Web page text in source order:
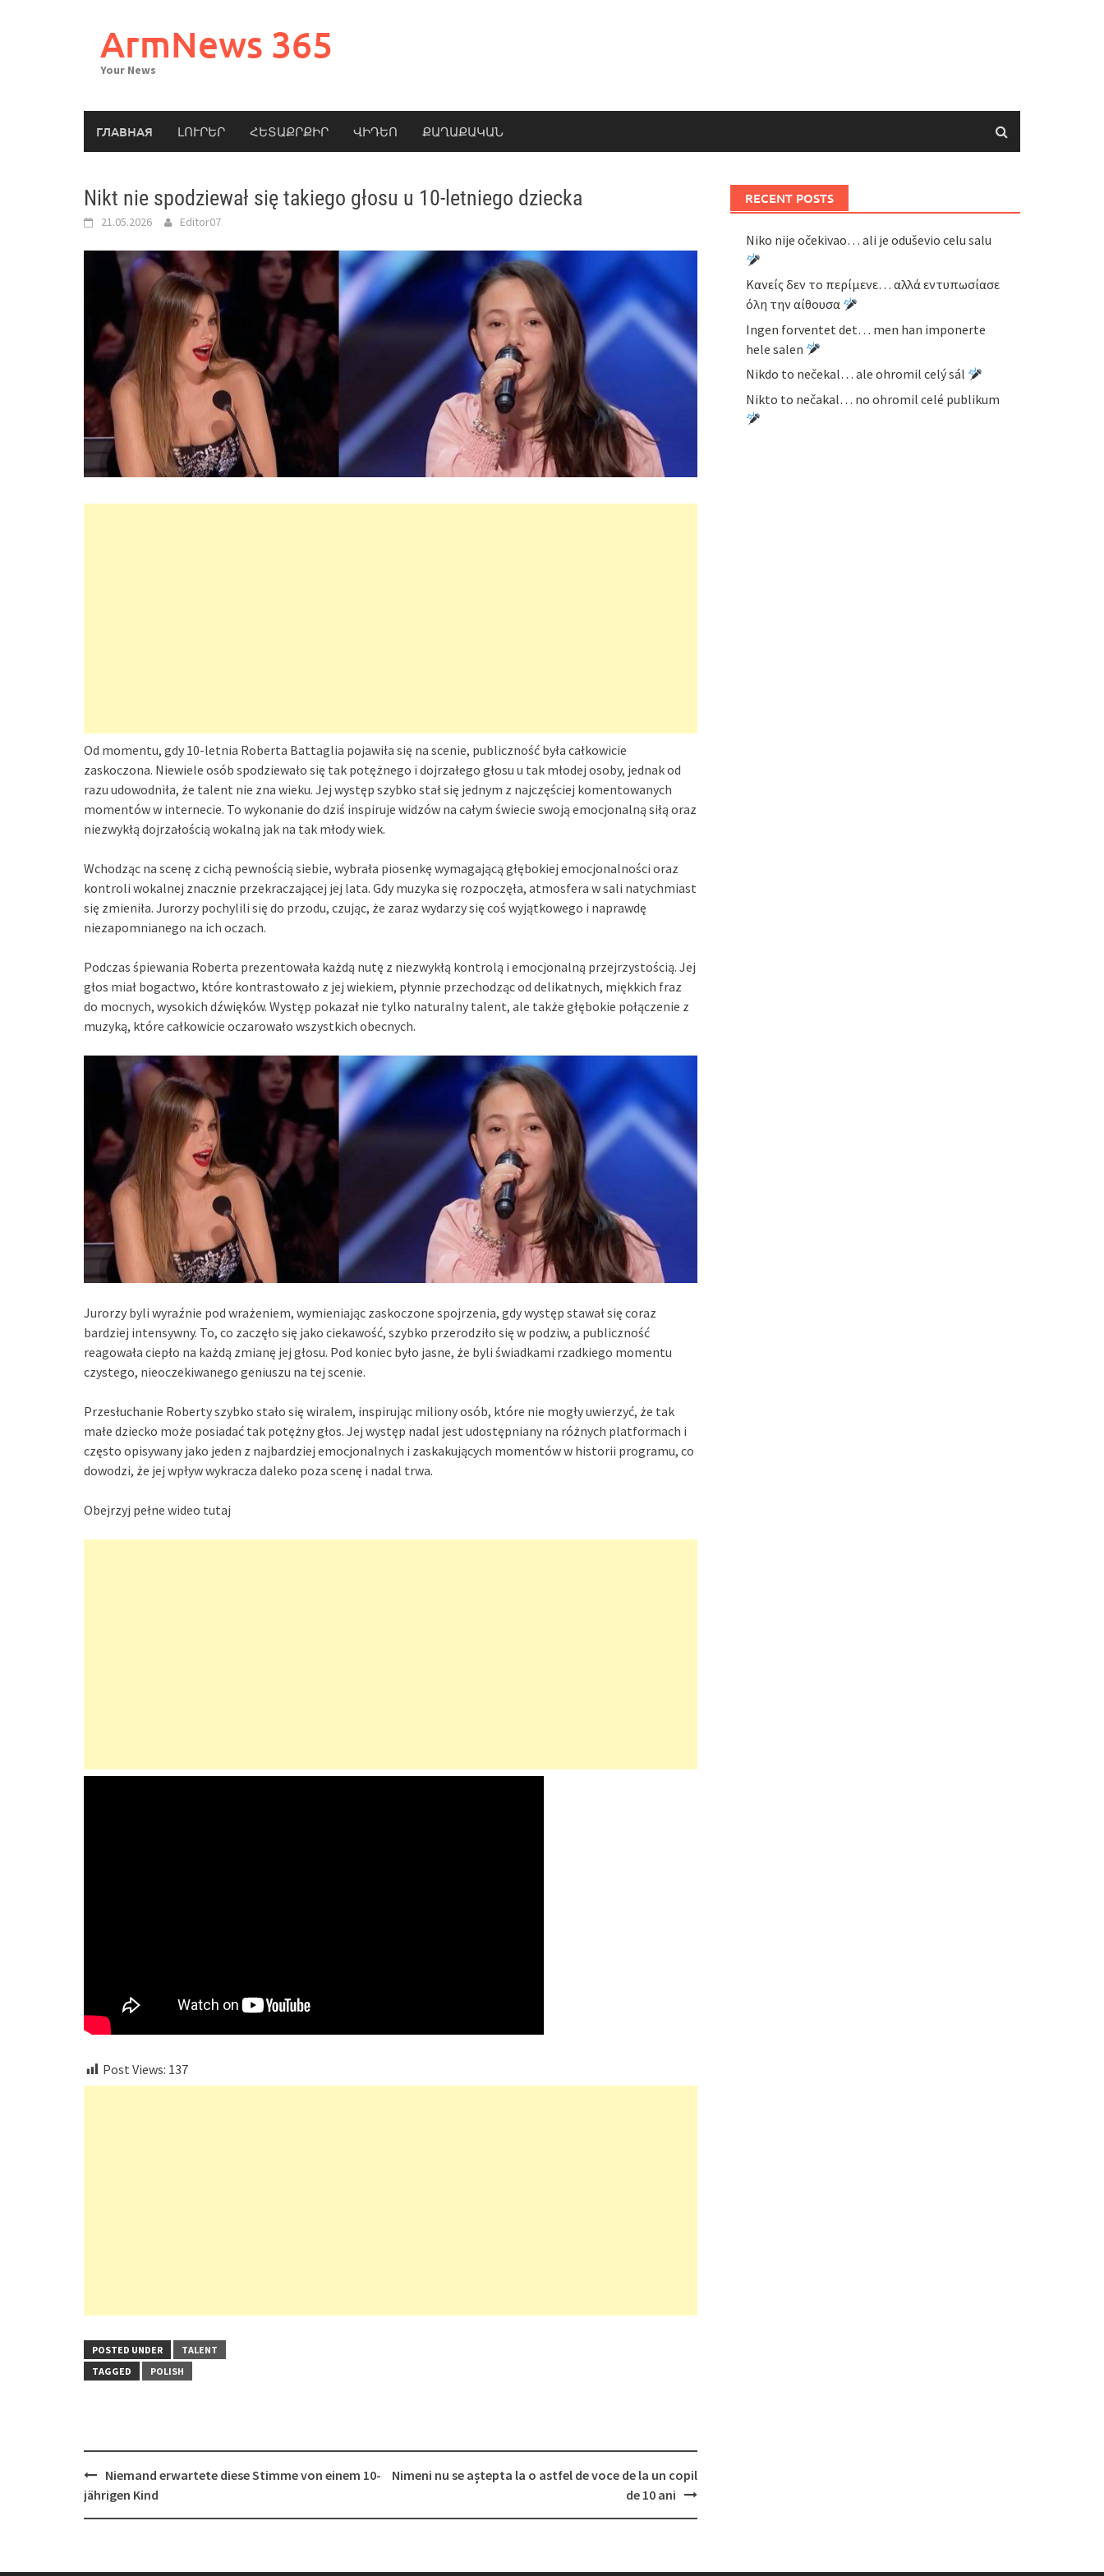
ArmNews 365
Your News
ГЛАВНАЯ ԼՈՒՐԵՐ ՀԵՏԱՔՐՔԻՐ ՎԻԴԵՈ ՔԱՂԱՔԱԿԱՆ
Nikt nie spodziewał się takiego głosu u 10-letniego dziecka
21.05.2026 Editor07
Od momentu, gdy 10-letnia Roberta Battaglia pojawiła się na scenie, publiczność była całkowicie
zaskoczona. Niewiele osób spodziewało się tak potężnego i dojrzałego głosu u tak młodej osoby, jednak od
razu udowodniła, że talent nie zna wieku. Jej występ szybko stał się jednym z najczęściej komentowanych
momentów w internecie. To wykonanie do dziś inspiruje widzów na całym świecie swoją emocjonalną siłą oraz
niezwykłą dojrzałością wokalną jak na tak młody wiek.
Wchodząc na scenę z cichą pewnością siebie, wybrała piosenkę wymagającą głębokiej emocjonalności oraz
kontroli wokalnej znacznie przekraczającej jej lata. Gdy muzyka się rozpoczęła, atmosfera w sali natychmiast
się zmieniła. Jurorzy pochylili się do przodu, czując, że zaraz wydarzy się coś wyjątkowego i naprawdę
niezapomnianego na ich oczach.
Podczas śpiewania Roberta prezentowała każdą nutę z niezwykłą kontrolą i emocjonalną przejrzystością. Jej
głos miał bogactwo, które kontrastowało z jej wiekiem, płynnie przechodząc od delikatnych, miękkich fraz
do mocnych, wysokich dźwięków. Występ pokazał nie tylko naturalny talent, ale także głębokie połączenie z
muzyką, które całkowicie oczarowało wszystkich obecnych.
Jurorzy byli wyraźnie pod wrażeniem, wymieniając zaskoczone spojrzenia, gdy występ stawał się coraz
bardziej intensywny. To, co zaczęło się jako ciekawość, szybko przerodziło się w podziw, a publiczność
reagowała ciepło na każdą zmianę jej głosu. Pod koniec było jasne, że byli świadkami rzadkiego momentu
czystego, nieoczekiwanego geniuszu na tej scenie.
Przesłuchanie Roberty szybko stało się wiralem, inspirując miliony osób, które nie mogły uwierzyć, że tak
małe dziecko może posiadać tak potężny głos. Jej występ nadal jest udostępniany na różnych platformach i
często opisywany jako jeden z najbardziej emocjonalnych i zaskakujących momentów w historii programu, co
dowodzi, że jej wpływ wykracza daleko poza scenę i nadal trwa.
Obejrzyj pełne wideo tutaj
Post Views: 137
POSTED UNDER
TALENT
TAGGED
POLISH
Post
navigation
Niemand erwartete diese Stimme von einem 10-
jährigen Kind
Nimeni nu se aștepta la o astfel de voce de la un copil
de 10 ani
RECENT POSTS
Niko nije očekivao… ali je oduševio celu salu
Κανείς δεν το περίμενε… αλλά εντυπωσίασε
όλη την αίθουσα
Ingen forventet det… men han imponerte
hele salen
Nikdo to nečekal… ale ohromil celý sál
Nikto to nečakal… no ohromil celé publikum